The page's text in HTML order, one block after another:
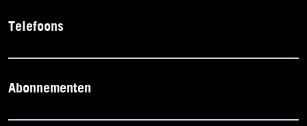
Telefoons
Abonnementen